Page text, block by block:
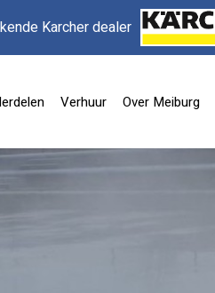
Karcher dealer
Verhuur Over Meiburg